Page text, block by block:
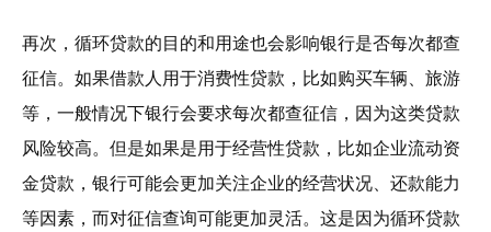
再次，循环贷款的目的和用途也会影响银行是否每次都查
征信。如果借款人用于消费性贷款，比如购买车辆、旅游
等，一般情况下银行会要求每次都查征信，因为这类贷款
风险较高。但是如果是用于经营性贷款，比如企业流动资
金贷款，银行可能会更加关注企业的经营状况、还款能力
等因素，而对征信查询可能更加灵活。这是因为循环贷款